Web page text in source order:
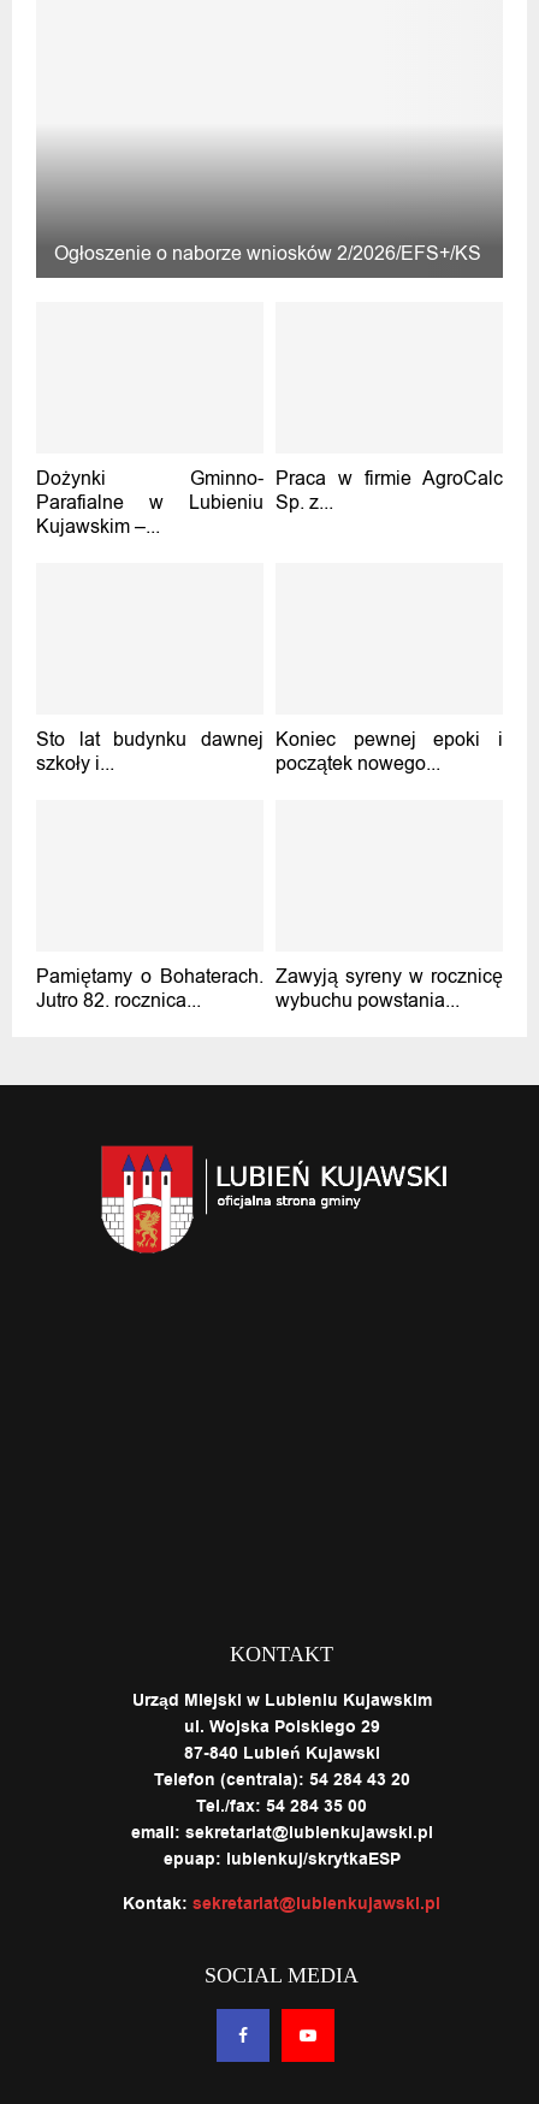
Ogłoszenie o naborze wniosków 2/2026/EFS+/KS
Dożynki Gminno-
Parafialne w Lubieniu
Kujawskim –...
Praca w firmie AgroCalc
Sp. z...
Sto lat budynku dawnej
szkoły i...
Koniec pewnej epoki i
początek nowego...
Pamiętamy o Bohaterach.
Jutro 82. rocznica...
Zawyją syreny w rocznicę
wybuchu powstania...
KONTAKT
Urząd Miejski w Lubieniu Kujawskim
ul. Wojska Polskiego 29
87-840 Lubień Kujawski
Telefon (centrala): 54 284 43 20
Tel./fax: 54 284 35 00
email: sekretariat@lubienkujawski.pl
epuap: lubienkuj/skrytkaESP
Kontak: sekretariat@lubienkujawski.pl
SOCIAL MEDIA